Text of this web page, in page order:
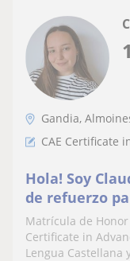
Gandia,
CAE Certificate
Hola! Soy
de refuerzo
ESO y Bachiller
Matrícula de
Certificate in
Lengua Castellana